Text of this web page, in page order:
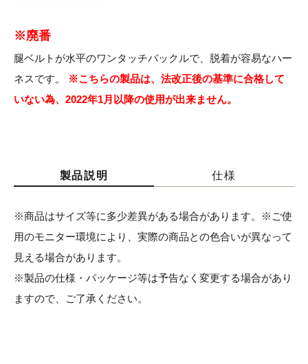
※廃番
腿ベルトが水平のワンタッチバックルで、脱着が容易なハー
ネスです。
※こちらの製品は、法改正後の基準に合格して
いない為、2022年1月以降の使用が出来ません。
製品説明 仕様
※商品はサイズ等に多少差異がある場合があります。※ご使
用のモニター環境により、実際の商品との色合いが異なって
見える場合があります。
※製品の仕様・パッケージ等は予告なく変更する場合があり
ますので、ご了承ください。